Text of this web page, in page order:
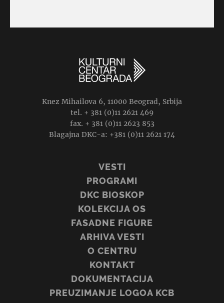
Knez Mihailova 6, 11000 Beograd, Srbija
tel. + 381 (0)11 2621 469
fax. + 381 (0)11 2623 853
Blagajna DKC-a: +381 (0)11 2621 174
VESTI
PROGRAMI
DKC BIOSKOP
KOLEKCIJA OS
FASADNE FIGURE
ARHIVA VESTI
O CENTRU
KONTAKT
DOKUMENTACIJA
PREUZIMANJE LOGOA KCB